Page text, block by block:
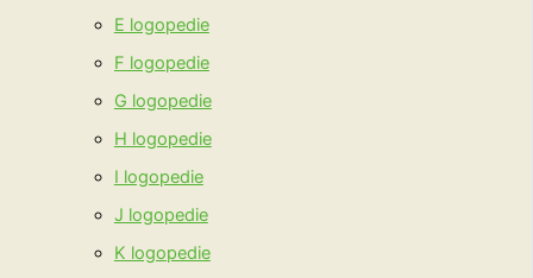
E logopedie
F logopedie
G logopedie
H logopedie
I logopedie
J logopedie
K logopedie